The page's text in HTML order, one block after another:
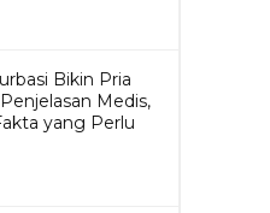
Bikin Pria
Medis,
yang Perlu